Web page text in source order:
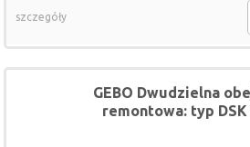
szczegóły
GEBO Dwudzielna
remontowa: typ DSK